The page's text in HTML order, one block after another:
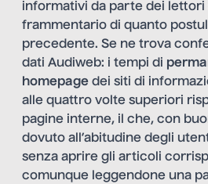
informativi da parte dei lettori
frammentario di quanto
precedente. Se ne trova
dati Audiweb: i tempi di
homepage dei siti di
alle quattro volte superiori
pagine interne, il che, con
dovuto all’abitudine degli
senza aprire gli articoli
comunque leggendone una